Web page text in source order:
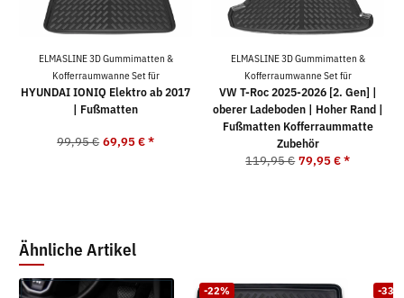
ELMASLINE 3D Gummimatten &
Kofferraumwanne Set für
HYUNDAI IONIQ Elektro ab 2017
| Fußmatten
99,95 € 69,95 €*
ELMASLINE 3D Gummimatten &
Kofferraumwanne Set für
VW T-Roc 2025-2026 [2. Gen] |
oberer Ladeboden | Hoher Rand |
Fußmatten Kofferraummatte
Zubehör
119,95 € 79,95 €*
Ähnliche Artikel
-22% -33%